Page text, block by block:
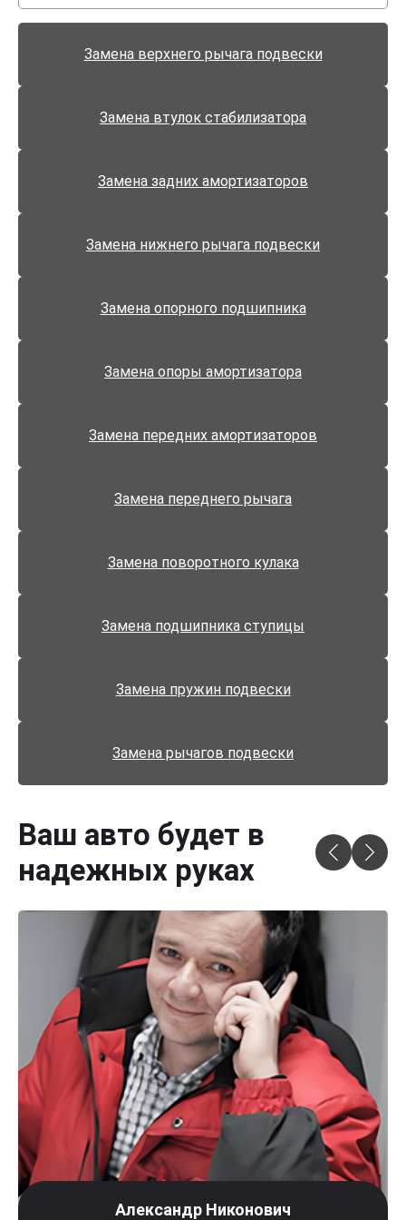
Замена верхнего рычага подвески
Замена втулок стабилизатора
Замена задних амортизаторов
Замена нижнего рычага подвески
Замена опорного подшипника
Замена опоры амортизатора
Замена передних амортизаторов
Замена переднего рычага
Замена поворотного кулака
Замена подшипника ступицы
Замена пружин подвески
Замена рычагов подвески
Ваш авто будет в
надежных руках
Александр Никонович